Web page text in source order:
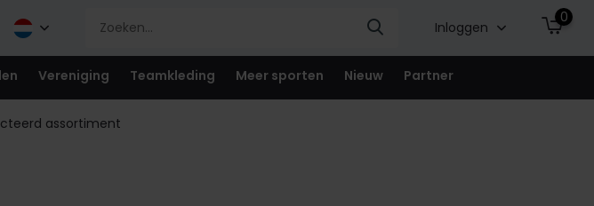
Inloggen
0
Vereniging Teamkleding Meer sporten Nieuw Partner
assortiment